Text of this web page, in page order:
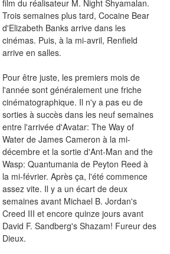
film du réalisateur M. Night Shyamalan.
Trois semaines plus tard, Cocaine Bear
d'Elizabeth Banks arrive dans les
cinémas. Puis, à la mi-avril, Renfield
arrive en salles.
Pour être juste, les premiers mois de
l'année sont généralement une friche
cinématographique. Il n'y a pas eu de
sorties à succès dans les neuf semaines
entre l'arrivée d'Avatar: The Way of
Water de James Cameron à la mi-
décembre et la sortie d'Ant-Man and the
Wasp: Quantumania de Peyton Reed à
la mi-février. Après ça, l'été commence
assez vite. Il y a un écart de deux
semaines avant Michael B. Jordan's
Creed III et encore quinze jours avant
David F. Sandberg's Shazam! Fureur des
Dieux.